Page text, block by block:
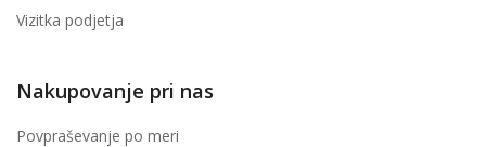
Vizitka podjetja
Nakupovanje pri nas
Povpraševanje po meri